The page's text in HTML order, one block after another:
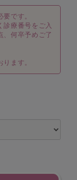
です。
診療番号をご入
、何卒予めご了
ます。